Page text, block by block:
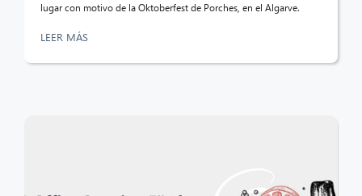
lugar con motivo de la Oktoberfest de Porches, en el Algarve.
LEER MÁS